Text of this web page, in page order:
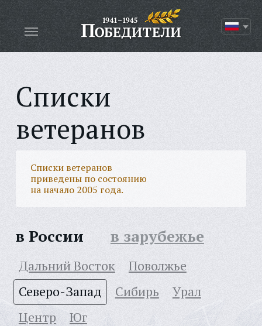
Списки
ветеранов
Списки ветеранов
приведены по состоянию
на начало 2005 года.
в России в зарубежье
Дальний Восток
Поволжье
Северо-Запад
Сибирь
Урал
Центр
Юг